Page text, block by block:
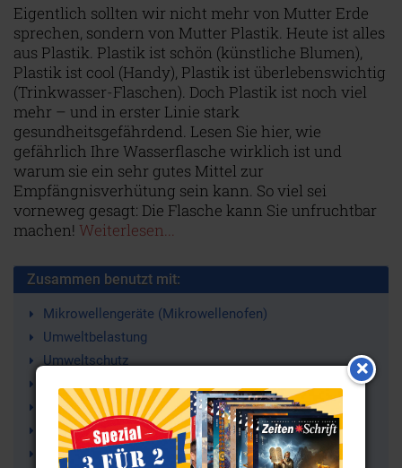
Eigentlich sollten wir nicht mehr von Mutter Erde
sprechen, sondern von Mutter Plastik. Heute ist alles
aus Plastik. Plastik ist schön (künstliche Blumen),
Plastik ist cool (Handy), Plastik ist überlebenswichtig
(Trinkwasser-Flaschen). Doch Plastik ist noch viel
mehr – und in erster Linie stark
gesundheitsgefährdend. Lesen Sie hier, wie
gefährlich Ihre Wasserflasche wirklich ist und
warum sie ein sehr gutes Mittel zur
Empfängnisverhütung sein kann. So viel sei
vorneweg gesagt: Die Flasche kann Sie unfruchtbar
machen! Weiterlesen...
Zusammen benutzt mit:
Mikrowellengeräte (Mikrowellenofen)
Umweltbelastung
Umweltschutz
Morgellons
Phthalate
Bisphenol A (BPA)